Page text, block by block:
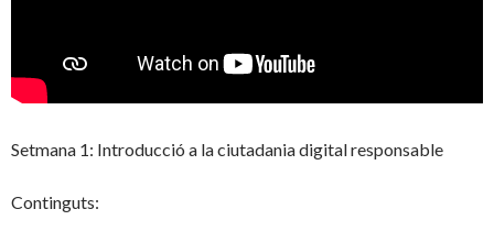
Setmana 1: Introducció a la ciutadania digital responsable
Continguts: